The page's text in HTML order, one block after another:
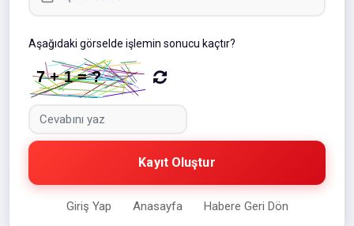
Aşağıdaki görselde işlemin sonucu kaçtır?
Kayıt Oluştur
Giriş Yap Anasayfa Habere Geri Dön